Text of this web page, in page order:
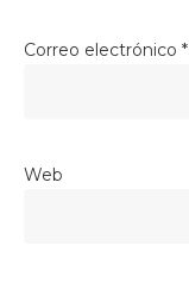
Correo electrónico *
Web